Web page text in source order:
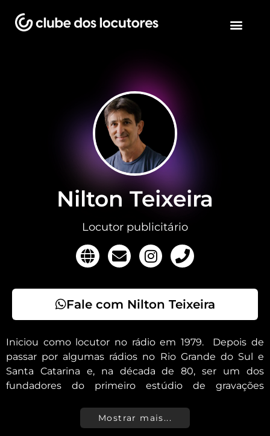
Nilton Teixeira
Locutor publicitário
Fale com Nilton Teixeira
Iniciou como locutor no rádio em 1979. Depois de
passar por algumas rádios no Rio Grande do Sul e
Santa Catarina e, na década de 80, ser um dos
fundadores do primeiro estúdio de gravações
dos fundadores da Rádio Cultural FM de Torres-RS na
qual até hoje é locutor e coordenador de
Mostrar mais...